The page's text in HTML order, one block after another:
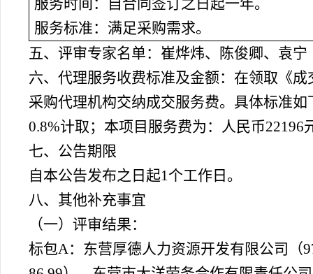
服务时间：自合同签订之日起一年。
服务标准：满足采购需求。
五、评审专家名单： 崔烨炜、陈俊卿、袁宁
六、代理服务收费标准及金额： 在领取《成
采购代理机构交纳成交服务费。具体标准如
0.8%计取；本项目服务费为：人民币
七、公告期限
自本公告发布之日起1个工作日。
八、其他补充事宜
（一）评审结果：
标包A：东营厚德人力资源开发有限公司（